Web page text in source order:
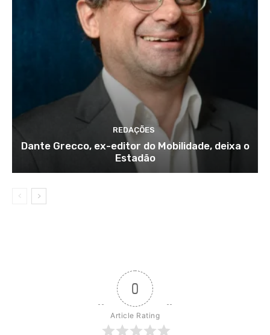
REDAÇÕES
Dante Grecco, ex-editor do Mobilidade, deixa o
Estadão
0
Article Rating